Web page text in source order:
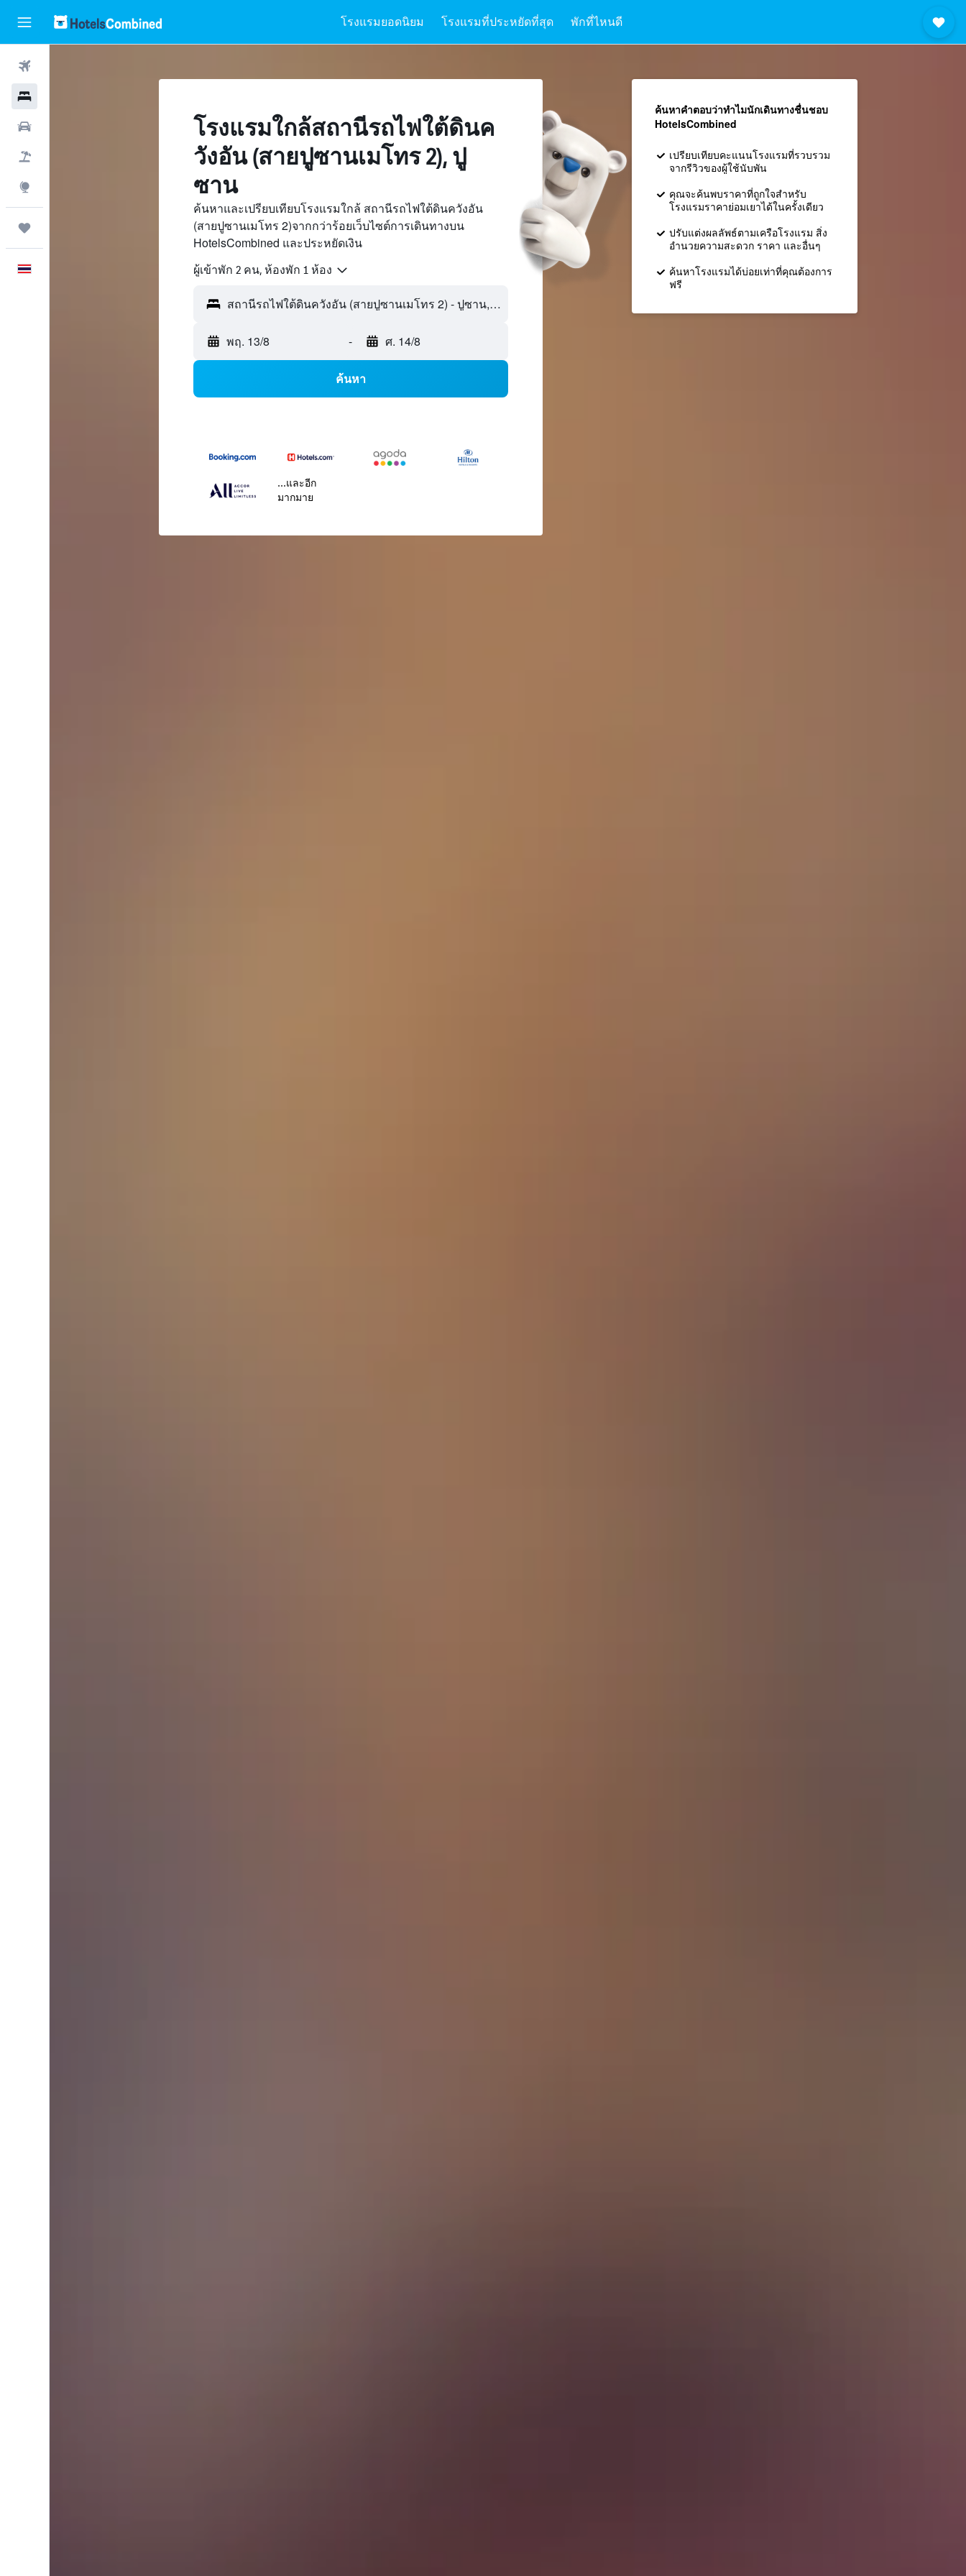
โรงแรมยอดนิยม โรงแรมที่ประหยัดที่สุด พักที่ไหนดี
โรงแรมใกล้สถานีรถไฟใต้ดินค
วังอัน (สายปูซานเมโทร 2), ปู
ซาน
ค้นหาและเปรียบเทียบโรงแรมใกล้ สถานีรถไฟใต้ดินควังอัน
(สายปูซานเมโทร 2)จากกว่าร้อยเว็บไซต์การเดินทางบน
HotelsCombined และประหยัดเงิน
ผู้เข้าพัก 2 คน, ห้องพัก 1 ห้อง
พฤ. 13/8 - ศ. 14/8
ค้นหา
...และอีก
มากมาย
ค้นหาคำตอบว่าทำไมนักเดินทางชื่นชอบ
HotelsCombined
เปรียบเทียบคะแนนโรงแรมที่รวบรวม
จากรีวิวของผู้ใช้นับพัน
คุณจะค้นพบราคาที่ถูกใจสำหรับ
โรงแรมราคาย่อมเยาได้ในครั้งเดียว
ปรับแต่งผลลัพธ์ตามเครือโรงแรม สิ่ง
อำนวยความสะดวก ราคา และอื่นๆ
ค้นหาโรงแรมได้บ่อยเท่าที่คุณต้องการ
ฟรี